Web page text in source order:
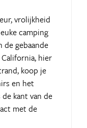
vrolijkheid
camping
de gebaande
hier
koop je
en het
kant van de
met de